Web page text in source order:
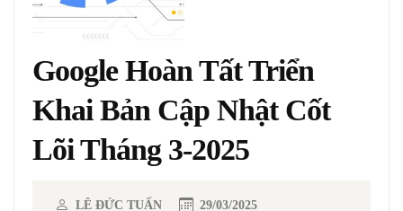
Google Hoàn Tất Triển
Khai Bản Cập Nhật Cốt
Lõi Tháng 3-2025
LÊ ĐỨC TUẤN 29/03/2025